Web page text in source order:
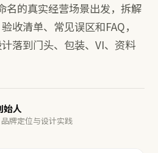
名的真实经营场景出发，拆解
收清单、常见误区和FAQ，
落到门头、包装、VI、资料
始人
牌定位与设计实践